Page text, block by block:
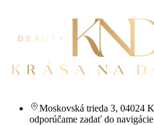
Moskovská trieda 3, 04024
odporúčame zadať do